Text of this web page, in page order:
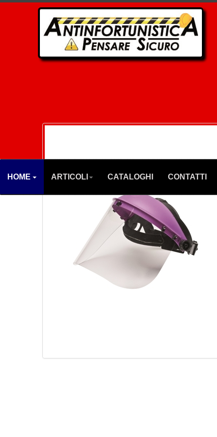
HOME ARTICOLI CATALOGHI CONTATTI